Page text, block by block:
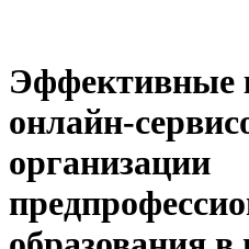
Эффективные
онлайн-
организации